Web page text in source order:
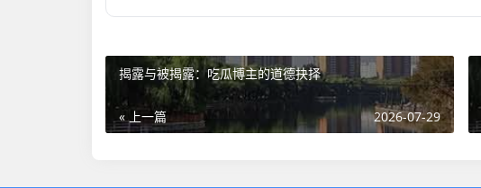
揭露与被揭露：吃瓜博主的道德抉择
« 上一篇 2026-07-29